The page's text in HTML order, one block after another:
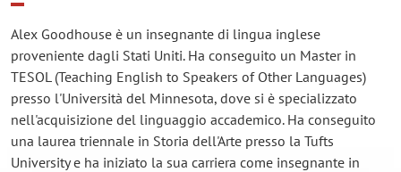
Alex Goodhouse è un insegnante di lingua inglese
proveniente dagli Stati Uniti. Ha conseguito un Master in
TESOL (Teaching English to Speakers of Other Languages)
presso l'Università del Minnesota, dove si è specializzato
nell'acquisizione del linguaggio accademico. Ha conseguito
una laurea triennale in Storia dell'Arte presso la Tufts
University e ha iniziato la sua carriera come insegnante in